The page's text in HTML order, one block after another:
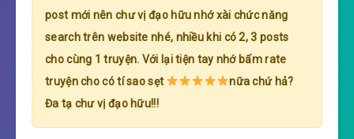
post mới nên chư vị đạo hữu nhớ xài chức năng
search trên website nhé, nhiều khi có 2, 3 posts
cho cùng 1 truyện. Với lại tiện tay nhớ bấm rate
truyện cho có tí sao sẹt
nữa chứ hả?
Đa tạ chư vị đạo hữu!!!